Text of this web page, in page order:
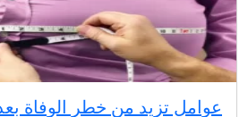
عوامل تزيد من خطر الوفاة